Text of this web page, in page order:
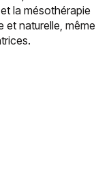
la mésothérapie
et naturelle, même